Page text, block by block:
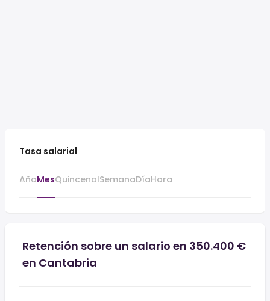
Tasa salarial
AñoMesQuincenalSemanaDíaHora
Retención sobre un salario en 350.400 €
en Cantabria